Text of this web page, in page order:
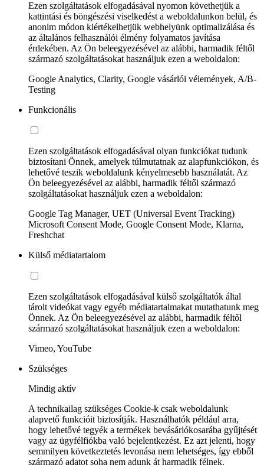
Ezen szolgáltatások elfogadásával nyomon követhetjük a
kattintási és böngészési viselkedést a weboldalunkon belül, és
anonim módon kiértékelhetjük webhelyünk optimalizálása és
az általános felhasználói élmény folyamatos javítása
érdekében. Az Ön beleegyezésével az alábbi, harmadik féltől
származó szolgáltatásokat használjuk ezen a weboldalon:
Google Analytics, Clarity, Google vásárlói vélemények, A/B-
Testing
Funkcionális
Ezen szolgáltatások elfogadásával olyan funkciókat tudunk
biztosítani Önnek, amelyek túlmutatnak az alapfunkciókon, és
lehetővé teszik weboldalunk kényelmesebb használatát. Az
Ön beleegyezésével az alábbi, harmadik féltől származó
szolgáltatásokat használjuk ezen a weboldalon:
Google Tag Manager, UET (Universal Event Tracking)
Microsoft Consent Mode, Google Consent Mode, Klarna,
Freshchat
Külső médiatartalom
Ezen szolgáltatások elfogadásával külső szolgáltatók által
tárolt videókat vagy egyéb médiatartalmakat mutathatunk meg
Önnek. Az Ön beleegyezésével az alábbi, harmadik féltől
származó szolgáltatásokat használjuk ezen a weboldalon:
Vimeo, YouTube
Szükséges
Mindig aktív
A technikailag szükséges Cookie-k csak weboldalunk
alapvető funkcióit biztosítják. Használhatók például arra,
hogy lehetővé tegyék a termékek bevásárlókosarába gyűjtését
vagy az ügyfélfiókba való bejelentkezést. Ez azt jelenti, hogy
semmilyen következtetés levonása nem lehetséges, így ebből
származó adatot soha nem adunk át harmadik félnek.